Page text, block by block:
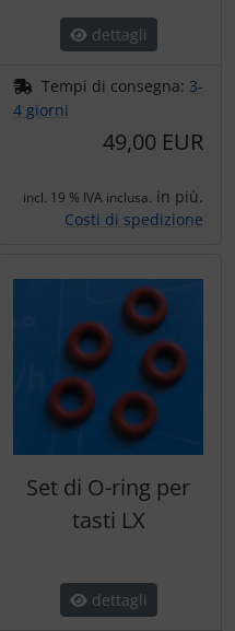
dettagli
Tempi di consegna: 3-
4 giorni
49,00 EUR
incl. 19 % IVA inclusa. in più.
Costi di spedizione
Set di O-ring per
tasti LX
dettagli